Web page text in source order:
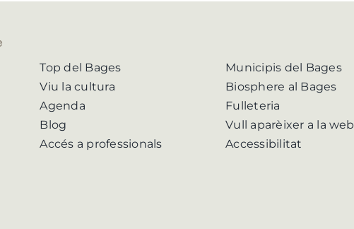
Top del Bages
Viu la cultura
Agenda
Blog
Accés a professionals
Municipis del Bages
Biosphere al Bages
Fulleteria
Vull aparèixer a la web
Accessibilitat